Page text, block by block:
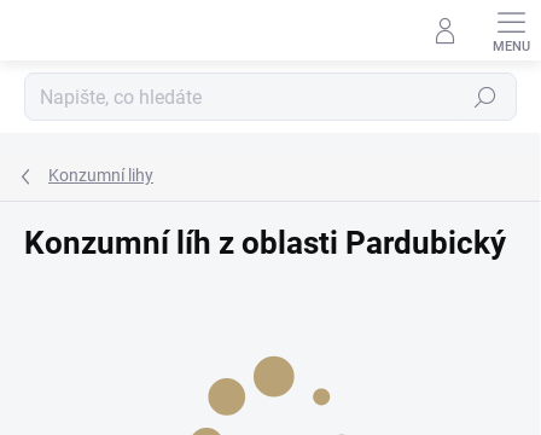
Hledat
Konzumní lihy
Konzumní líh z oblasti Pardubický